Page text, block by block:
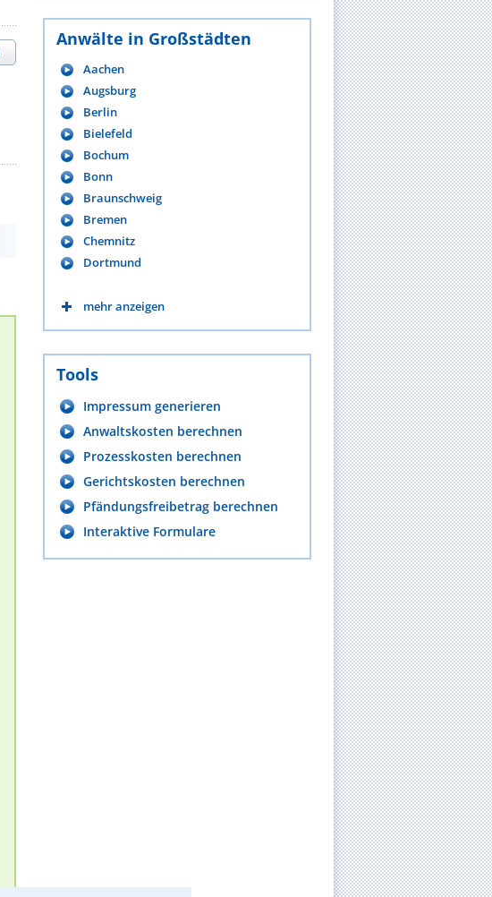
Anwälte in Großstädten
Aachen
Augsburg
Berlin
Bielefeld
Bochum
Bonn
Braunschweig
Bremen
Chemnitz
Dortmund
mehr anzeigen
Tools
Impressum generieren
Anwaltskosten berechnen
Prozesskosten berechnen
Gerichtskosten berechnen
Pfändungsfreibetrag berechnen
Interaktive Formulare